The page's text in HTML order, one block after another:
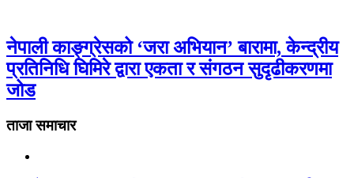
नेपाली काङ्ग्रेसको ‘जरा अभियान’ बारामा, केन्द्रीय
प्रतिनिधि घिमिरे द्वारा एकता र संगठन सुदृढीकरणमा
जोड
ताजा समाचार